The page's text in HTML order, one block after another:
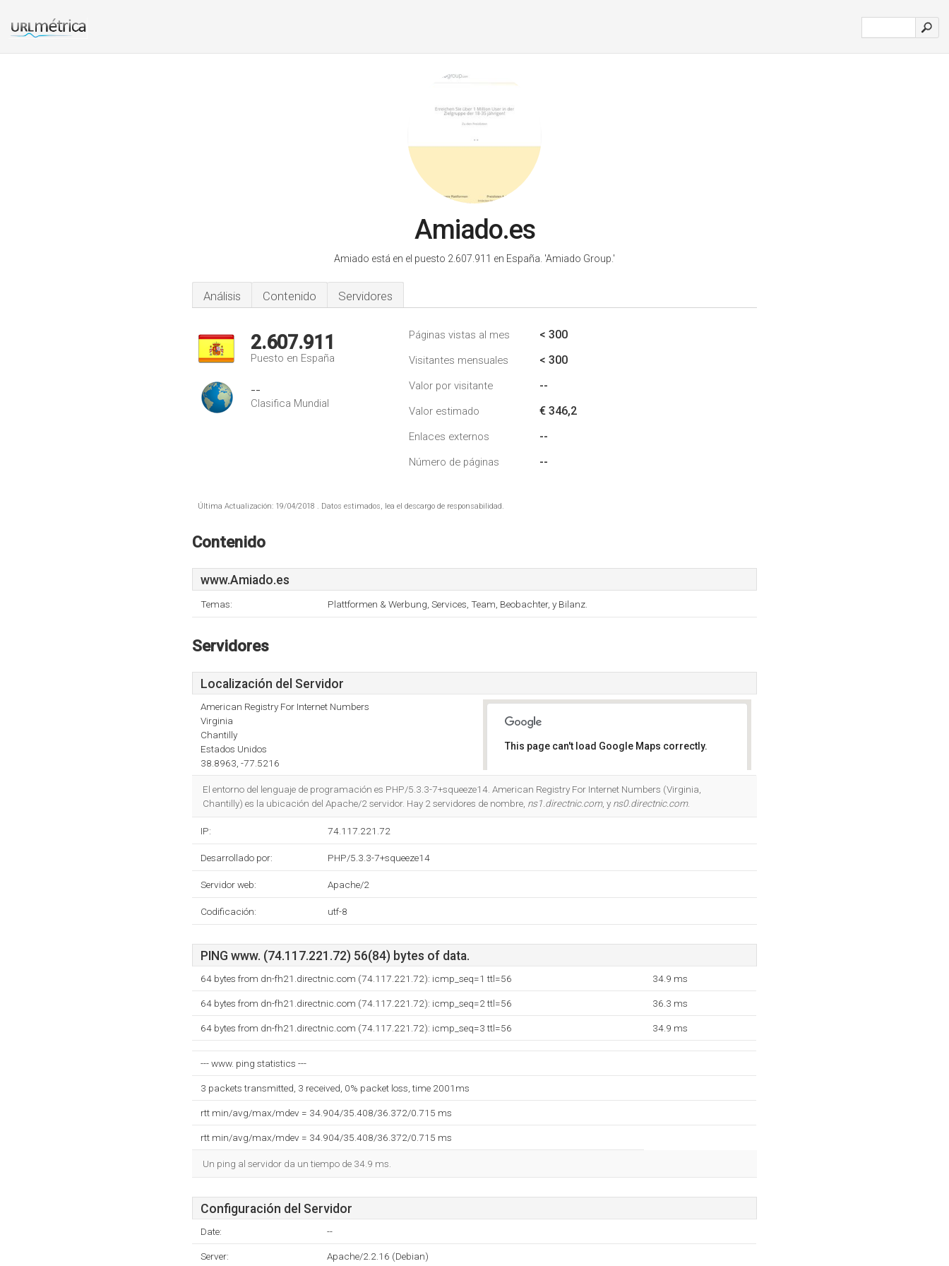
Amiado.es
Amiado está en el puesto 2.607.911 en España. 'Amiado Group.'
Análisis Contenido Servidores
2.607.911
Puesto en España
--
Clasifica Mundial
Páginas vistas al mes < 300
Visitantes mensuales < 300
Valor por visitante --
Valor estimado € 346,2
Enlaces externos --
Número de páginas --
Última Actualización: 19/04/2018 . Datos estimados, lea el descargo de responsabilidad.
Contenido
www.Amiado.es
Temas: Plattformen & Werbung, Services, Team, Beobachter, y Bilanz.
Servidores
Localización del Servidor
American Registry For Internet Numbers
Virginia
Chantilly
Estados Unidos
38.8963, -77.5216
This page can't load Google Maps correctly.
El entorno del lenguaje de programación es PHP/5.3.3-7+squeeze14. American Registry For Internet Numbers (Virginia,
Chantilly) es la ubicación del Apache/2 servidor. Hay 2 servidores de nombre, ns1.directnic.com, y ns0.directnic.com.
IP: 74.117.221.72
Desarrollado por: PHP/5.3.3-7+squeeze14
Servidor web: Apache/2
Codificación: utf-8
PING www. (74.117.221.72) 56(84) bytes of data.
64 bytes from dn-fh21.directnic.com (74.117.221.72): icmp_seq=1 ttl=56 34.9 ms
64 bytes from dn-fh21.directnic.com (74.117.221.72): icmp_seq=2 ttl=56 36.3 ms
64 bytes from dn-fh21.directnic.com (74.117.221.72): icmp_seq=3 ttl=56 34.9 ms
--- www. ping statistics ---
3 packets transmitted, 3 received, 0% packet loss, time 2001ms
rtt min/avg/max/mdev = 34.904/35.408/36.372/0.715 ms
rtt min/avg/max/mdev = 34.904/35.408/36.372/0.715 ms
Un ping al servidor da un tiempo de 34.9 ms.
Configuración del Servidor
Date: --
Server: Apache/2.2.16 (Debian)